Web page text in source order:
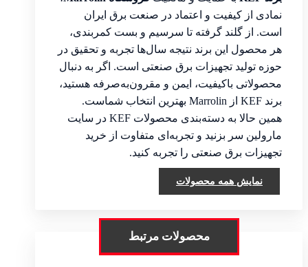
نمادی از کیفیت و اعتماد در صنعت برق ایران
است. از گلند گرفته تا سرسیم و بست کمربندی،
هر محصول این برند نتیجه سال‌ها تجربه و تحقیق در
حوزه تولید تجهیزات برق صنعتی است. اگر به دنبال
محصولاتی باکیفیت، ایمن و مقرون‌به‌صرفه هستید،
برند KEF از Marrolin بهترین انتخاب شماست.
همین حالا به دسته‌بندی محصولات KEF در سایت
مارولین سر بزنید و تجربه‌ای متفاوت از خرید
تجهیزات برق صنعتی را تجربه کنید.
نمایش همه محصولات
محصولات مرتبط